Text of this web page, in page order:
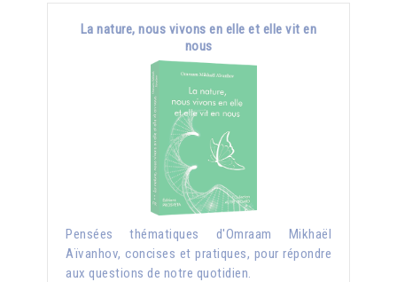
La nature, nous vivons en elle et elle vit en
nous
Pensées thématiques d'Omraam Mikhaël
Aïvanhov, concises et pratiques, pour répondre
aux questions de notre quotidien.